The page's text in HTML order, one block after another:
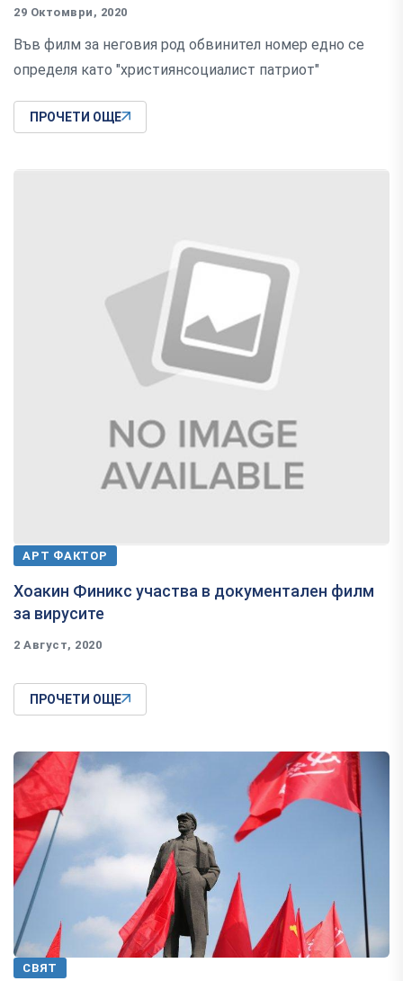
29 Октомври, 2020
Във филм за неговия род обвинител номер едно се
определя като "християнсоциалист патриот"
ПРОЧЕТИ ОЩЕ
АРТ ФАКТОР
Хоакин Финикс участва в документален филм
за вирусите
2 Август, 2020
ПРОЧЕТИ ОЩЕ
СВЯТ